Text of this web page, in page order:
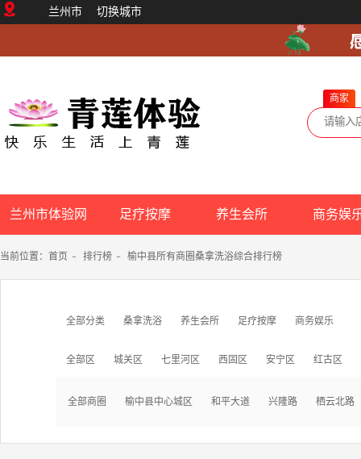
兰州市 切换城市
商家
兰州市体验网 足疗按摩 养生会所 商务娱
当前位置： 首页 - 排行榜 - 榆中县所有商圈桑拿洗浴综合排行榜
全部分类 桑拿洗浴 养生会所 足疗按摩 商务娱乐
全部区 城关区 七里河区 西固区 安宁区 红古区
全部商圈 榆中县中心城区 和平大道 兴隆路 栖云北路